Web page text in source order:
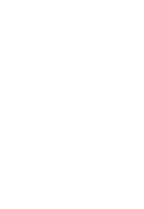
kombinerer komfort,
det sædvanlige.